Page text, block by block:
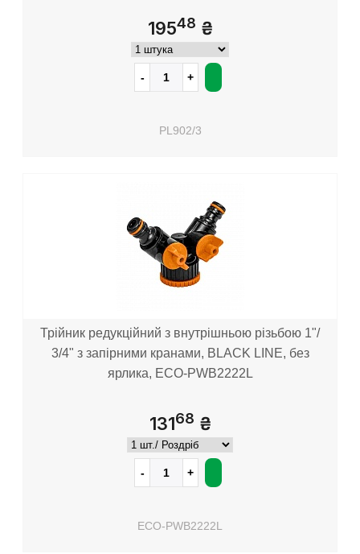
19548 ₴
PL902/3
Трійник редукційний з внутрішньою різьбою 1"/
3/4" з запірними кранами, BLACK LINE, без
ярлика, ECO-PWB2222L
13168 ₴
ECO-PWB2222L